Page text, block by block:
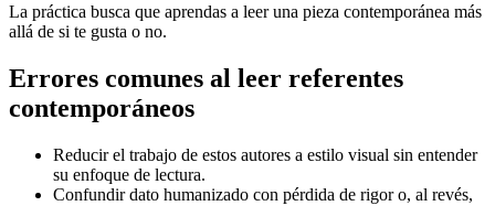
La práctica busca que aprendas a leer una pieza contemporánea más
allá de si te gusta o no.
Errores comunes al leer referentes
contemporáneos
Reducir el trabajo de estos autores a estilo visual sin entender
su enfoque de lectura.
Confundir dato humanizado con pérdida de rigor o, al revés,